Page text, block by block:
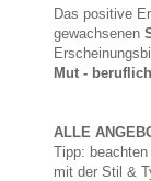
Das positive
gewac hsenen
Mut -
ALLE
Tipp:
mit der Stil &